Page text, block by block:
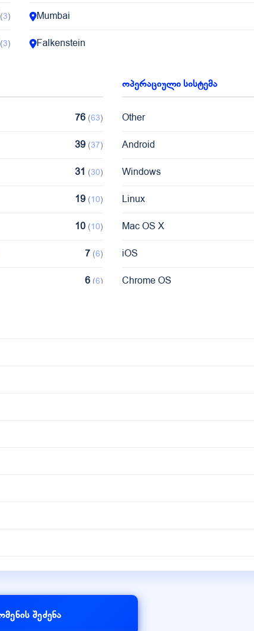
(3)
(3)
(2)
Mumbai
Falkenstein
Boydton
76 (63)
39 (37)
31 (30)
19 (10)
10 (10)
7 (6)
6 (6)
ოპერაციული სისტემა
Other
Android
Windows
Linux
Mac OS X
iOS
Chrome OS
შეძენა